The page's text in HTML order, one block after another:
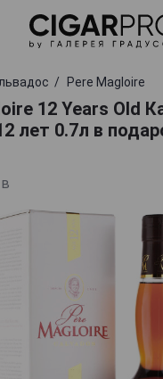
Pere Magloire
12 Years Old
лет 0.7л в